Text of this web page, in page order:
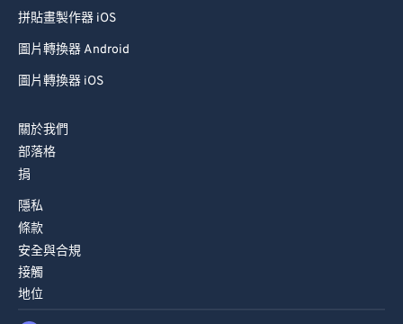
拼貼畫製作器 iOS
圖片轉換器 Android
圖片轉換器 iOS
關於我們
部落格
捐
隱私
條款
安全與合規
接觸
地位